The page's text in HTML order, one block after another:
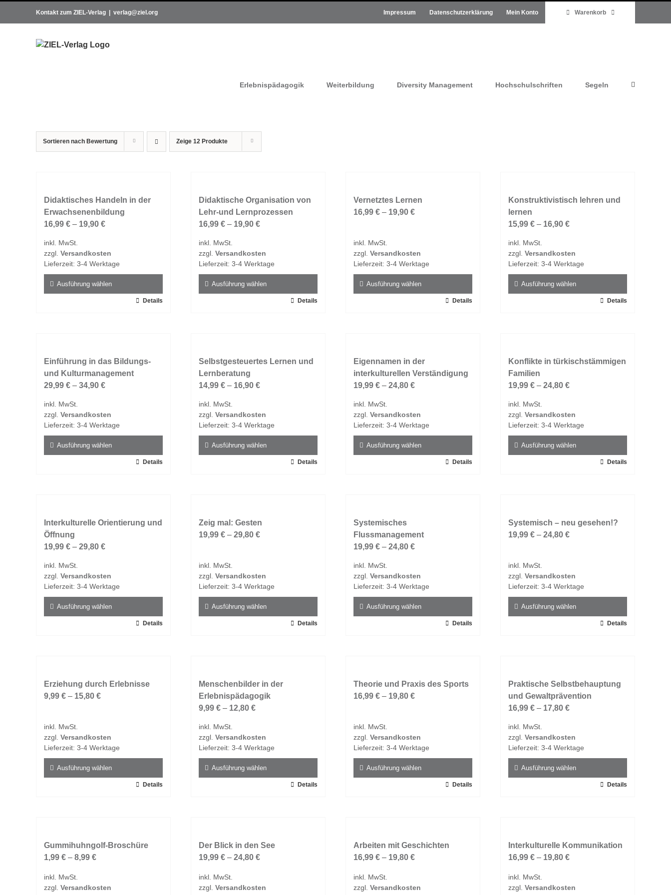
Kontakt zum ZIEL-Verlag verlag@ziel.org Impressum Datenschutzerklärung Mein Konto Warenkorb
Erlebnispädagogik Weiterbildung Diversity Management Hochschulschriften Segeln
Sortieren nach Bewertung Zeige 12 Produkte
Didaktisches Handeln in der
Erwachsenenbildung
16,99 € – 19,90 €
inkl. MwSt.
zzgl. Versandkosten
Lieferzeit: 3-4 Werktage
Ausführung wählen
auf.
Die
Optionen
auf
der
gewählt
werden
Details
Didaktische Organisation von
Lehr-und Lernprozessen
16,99 € – 19,90 €
inkl. MwSt.
zzgl. Versandkosten
Lieferzeit: 3-4 Werktage
Ausführung wählen
auf.
Die
Optionen
auf
der
gewählt
werden
Details
Vernetztes Lernen
16,99 € – 19,90 €
inkl. MwSt.
zzgl. Versandkosten
Lieferzeit: 3-4 Werktage
Ausführung wählen
auf.
Die
Optionen
auf
der
gewählt
werden
Details
Konstruktivistisch lehren und
lernen
15,99 € – 16,90 €
inkl. MwSt.
zzgl. Versandkosten
Lieferzeit: 3-4 Werktage
Ausführung wählen
auf.
Die
Optionen
auf
der
gewählt
werden
Details
Einführung in das Bildungs-
und Kulturmanagement
29,99 € – 34,90 €
inkl. MwSt.
zzgl. Versandkosten
Lieferzeit: 3-4 Werktage
Ausführung wählen
auf.
Die
Optionen
auf
der
gewählt
werden
Details
Selbstgesteuertes Lernen und
Lernberatung
14,99 € – 16,90 €
inkl. MwSt.
zzgl. Versandkosten
Lieferzeit: 3-4 Werktage
Ausführung wählen
auf.
Die
auf
der
gewählt
werden
Details
Eigennamen in der
interkulturellen Verständigung
19,99 € – 24,80 €
inkl. MwSt.
zzgl. Versandkosten
Lieferzeit: 3-4 Werktage
Ausführung wählen
auf.
Die
Optionen
auf
der
gewählt
werden
Details
Konflikte in türkischstämmigen
Familien
19,99 € – 24,80 €
inkl. MwSt.
zzgl. Versandkosten
Lieferzeit: 3-4 Werktage
Ausführung wählen
auf.
Die
auf
der
gewählt
werden
Details
Interkulturelle Orientierung und
Öffnung
19,99 € – 29,80 €
inkl. MwSt.
zzgl. Versandkosten
Lieferzeit: 3-4 Werktage
Ausführung wählen
auf.
Die
auf
der
gewählt
werden
Details
Zeig mal: Gesten
19,99 € – 29,80 €
inkl. MwSt.
zzgl. Versandkosten
Lieferzeit: 3-4 Werktage
Ausführung wählen
auf.
Die
Optionen
auf
der
gewählt
werden
Details
Systemisches
Flussmanagement
19,99 € – 24,80 €
inkl. MwSt.
zzgl. Versandkosten
Lieferzeit: 3-4 Werktage
Ausführung wählen
auf.
Die
auf
der
gewählt
werden
Details
Systemisch – neu gesehen!?
19,99 € – 24,80 €
inkl. MwSt.
zzgl. Versandkosten
Lieferzeit: 3-4 Werktage
Ausführung wählen
auf.
Die
Optionen
auf
der
gewählt
werden
Details
Erziehung durch Erlebnisse
9,99 € – 15,80 €
inkl. MwSt.
zzgl. Versandkosten
Lieferzeit: 3-4 Werktage
Ausführung wählen
auf.
Die
können
auf
Details
Menschenbilder in der
Erlebnispädagogik
9,99 € – 12,80 €
inkl. MwSt.
zzgl. Versandkosten
Lieferzeit: 3-4 Werktage
Ausführung wählen
auf.
Die
können
auf
Details
Theorie und Praxis des Sports
16,99 € – 19,80 €
inkl. MwSt.
zzgl. Versandkosten
Lieferzeit: 3-4 Werktage
Ausführung wählen
auf.
Die
können
auf
Details
Praktische Selbstbehauptung
und Gewaltprävention
16,99 € – 17,80 €
inkl. MwSt.
zzgl. Versandkosten
Lieferzeit: 3-4 Werktage
Ausführung wählen
auf.
Die
können
auf
Details
Gummihuhngolf-Broschüre
1,99 € – 8,99 €
inkl. MwSt.
zzgl. Versandkosten
Der Blick in den See
19,99 € – 24,80 €
inkl. MwSt.
zzgl. Versandkosten
Arbeiten mit Geschichten
16,99 € – 19,80 €
inkl. MwSt.
zzgl. Versandkosten
Interkulturelle Kommunikation
16,99 € – 19,80 €
inkl. MwSt.
zzgl. Versandkosten